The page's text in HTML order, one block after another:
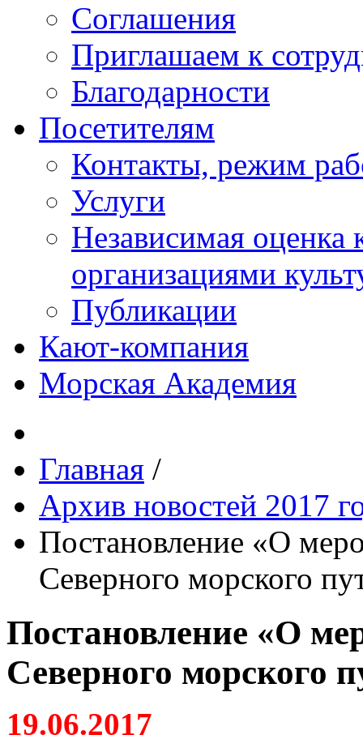
Соглашения
Приглашаем к
Благодарности
Посетителям
Контакты, режим
Услуги
Независимая оценка
организациями
Публикации
Кают-компания
Морская Академия
Главная /
Архив новостей 2017
Постановление «О
Северного морского
Постановление «О
Северного морского
19.06.2017